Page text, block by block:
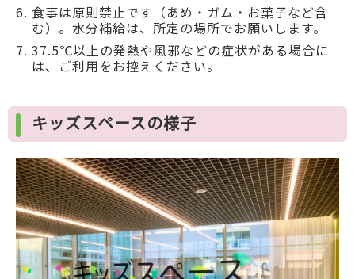
食事は原則禁止です（あめ・ガム・お菓子など含
む）。水分補給は、所定の場所でお願いします。
37.5℃以上の発熱や風邪などの症状がある場合に
は、ご利用をお控えください。
キッズスペースの様子